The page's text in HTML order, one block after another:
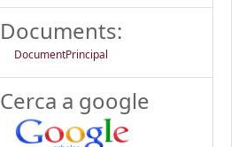
Documents:
DocumentPrincipal
Cerca a google